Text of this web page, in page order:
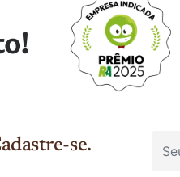
se.